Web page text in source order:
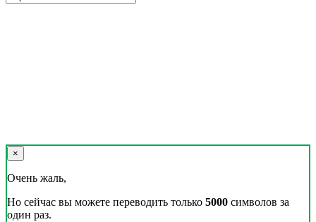
×
Очень жаль,
Но сейчас вы можете переводить только 5000 символов за
один раз.